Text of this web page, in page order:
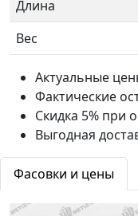
Длина
Вес
Актуальные
Фактические
Скидка 5% при
Выгодная
Фасовки и цены